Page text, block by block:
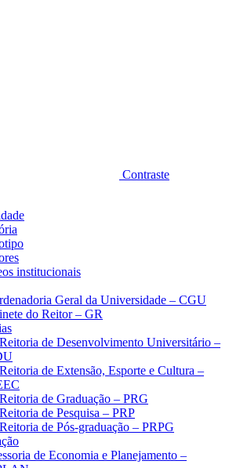
Contraste
institucionais
Geral da Universidade – CGU
do Reitor – GR
de Desenvolvimento Universitário –
de Extensão, Esporte e Cultura –
de Graduação – PRG
de Pesquisa – PRP
de Pós-graduação – PRPG
de Economia e Planejamento –